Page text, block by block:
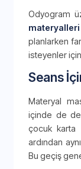
Odyogram
materyalleri
planlarken
isteyenler
Seans
Materyal
içinde de
çocuk karta
ardından
Bu geçiş